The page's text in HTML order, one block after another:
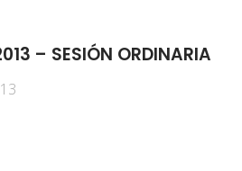
– SESIÓN ORDINARIA